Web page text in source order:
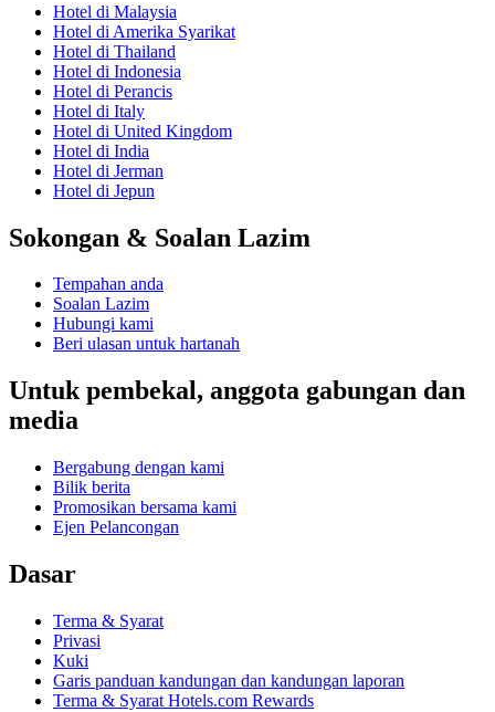
Hotel di Malaysia
Hotel di Amerika Syarikat
Hotel di Thailand
Hotel di Indonesia
Hotel di Perancis
Hotel di Italy
Hotel di United Kingdom
Hotel di India
Hotel di Jerman
Hotel di Jepun
Sokongan & Soalan Lazim
Tempahan anda
Soalan Lazim
Hubungi kami
Beri ulasan untuk hartanah
Untuk pembekal, anggota gabungan dan
media
Bergabung dengan kami
Bilik berita
Promosikan bersama kami
Ejen Pelancongan
Dasar
Terma & Syarat
Privasi
Kuki
Garis panduan kandungan dan kandungan laporan
Terma & Syarat Hotels.com Rewards